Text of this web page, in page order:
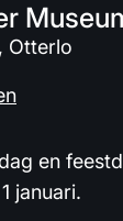
Otterlo
en
januari.